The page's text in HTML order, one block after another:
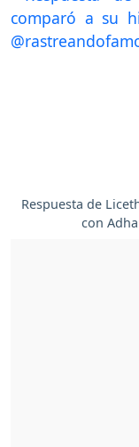
Respuesta de
con